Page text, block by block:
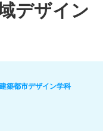
デザイン
建築都市デザイン学科